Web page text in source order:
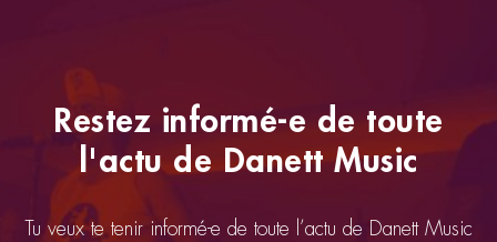
Restez informé-e de toute
l'actu de Danett Music
Tu veux te tenir informé-e de toute l’actu de Danett Music